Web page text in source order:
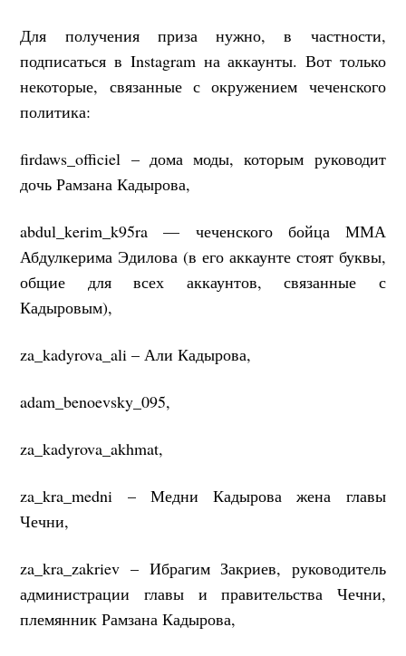
Для получения приза нужно, в частности,
подписаться в Instagram на аккаунты. Вот только
некоторые, связанные с окружением чеченского
политика:
firdaws_officiel – дома моды, которым руководит
дочь Рамзана Кадырова,
abdul_kerim_k95ra — чеченского бойца ММА
Абдулкерима Эдилова (в его аккаунте стоят буквы,
общие для всех аккаунтов, связанные с
Кадыровым),
za_kadyrova_ali – Али Кадырова,
adam_benoevsky_095,
za_kadyrova_akhmat,
za_kra_medni – Медни Кадырова жена главы
Чечни,
za_kra_zakriev – Ибрагим Закриев, руководитель
администрации главы и правительства Чечни,
племянник Рамзана Кадырова,